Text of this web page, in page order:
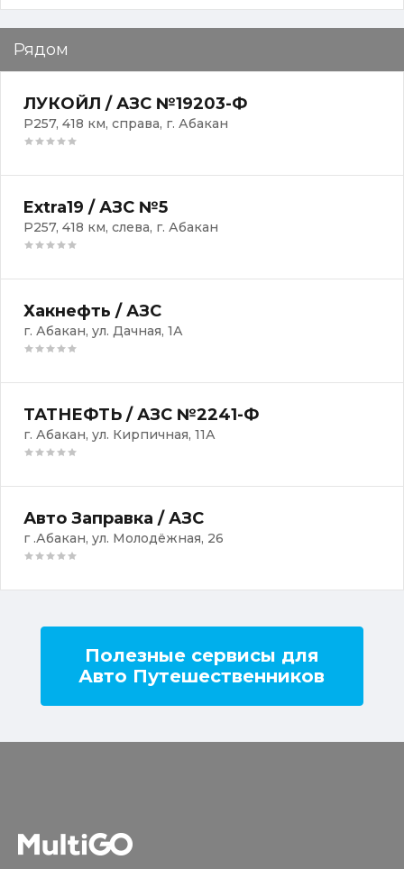
Рядом
ЛУКОЙЛ / АЗС №19203-Ф
Р257, 418 км, справа, г. Абакан
Extra19 / АЗС №5
Р257, 418 км, слева, г. Абакан
Хакнефть / АЗС
г. Абакан, ул. ​Дачная, 1А
ТАТНЕФТЬ / АЗС №2241-Ф
г. Абакан, ул. Кирпичная, 11А
Авто Заправка / АЗС
г .Абакан, ул. Молодёжная, 26
Полезные сервисы для
Авто Путешественников